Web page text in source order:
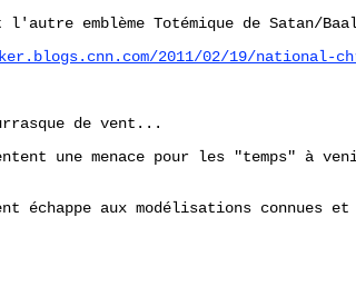
l'autre emblème Totémique de Satan/
2011/02/19/national-
de vent...
une menace pour les "temps" à
échappe aux modélisations